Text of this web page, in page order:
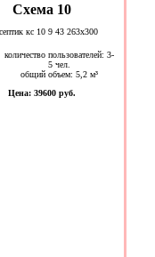
Схема 10
количество пользователей: 3-
5 чел.
общий объем: 5,2 м³
Цена: 39600 руб.